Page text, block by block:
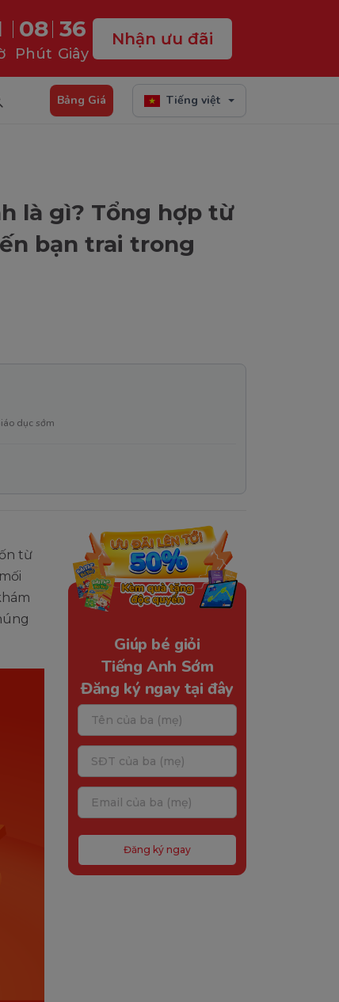
08
Phút
35
Giây
Nhận ưu đãi
Bảng Giá Tiếng việt
là gì? Tổng hợp từ
bạn trai trong
dục sớm
từ
Giúp bé giỏi
Tiếng Anh Sớm
Đăng ký ngay tại đây
Đăng ký ngay